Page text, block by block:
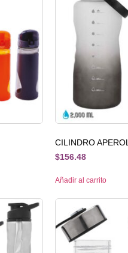
CILINDRO APEROL
$156.48
Añadir al carrito